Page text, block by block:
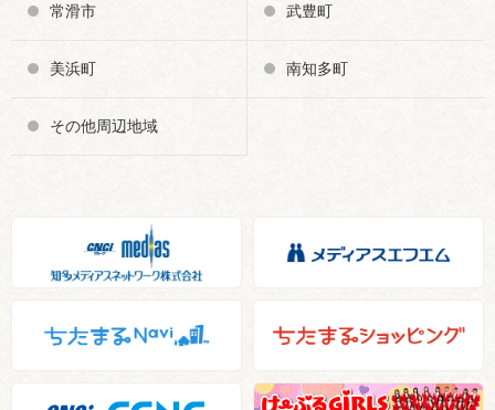
常滑市 武豊町
美浜町 南知多町
その他周辺地域